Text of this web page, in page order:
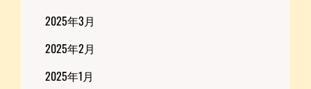
2025年3月
2025年2月
2025年1月